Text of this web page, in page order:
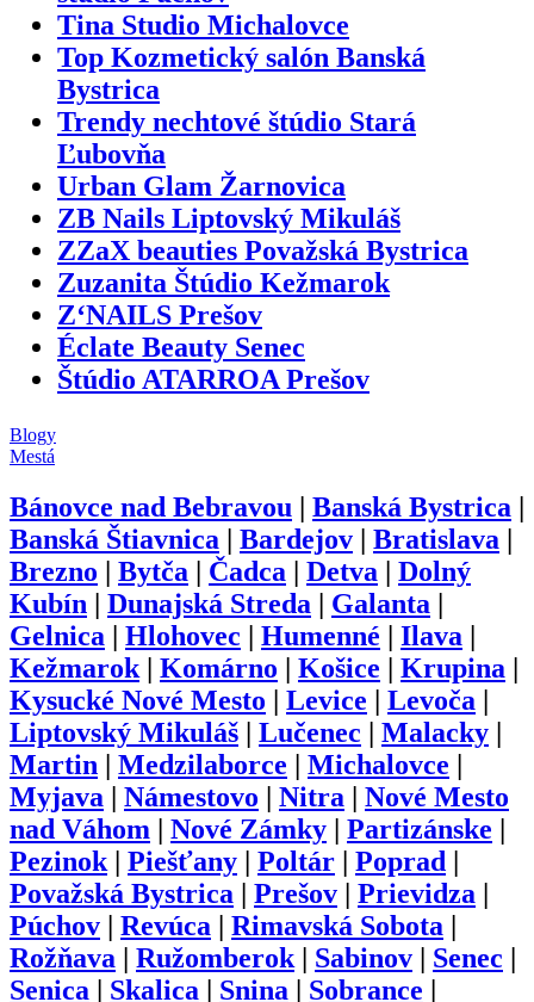
Tina Studio Michalovce
Top Kozmetický salón Banská
Bystrica
Trendy nechtové štúdio Stará
Ľubovňa
Urban Glam Žarnovica
ZB Nails Liptovský Mikuláš
ZZaX beauties Považská Bystrica
Zuzanita Štúdio Kežmarok
Z‘NAILS Prešov
Éclate Beauty Senec
Štúdio ATARROA Prešov
Blogy
Mestá
Bánovce nad Bebravou | Banská Bystrica |
Banská Štiavnica | Bardejov | Bratislava |
Brezno | Bytča | Čadca | Detva | Dolný
Kubín | Dunajská Streda | Galanta |
Gelnica | Hlohovec | Humenné | Ilava |
Kežmarok | Komárno | Košice | Krupina |
Kysucké Nové Mesto | Levice | Levoča |
Liptovský Mikuláš | Lučenec | Malacky |
Martin | Medzilaborce | Michalovce |
Myjava | Námestovo | Nitra | Nové Mesto
nad Váhom | Nové Zámky | Partizánske |
Pezinok | Piešťany | Poltár | Poprad |
Považská Bystrica | Prešov | Prievidza |
Púchov | Revúca | Rimavská Sobota |
Rožňava | Ružomberok | Sabinov | Senec |
Senica | Skalica | Snina | Sobrance |